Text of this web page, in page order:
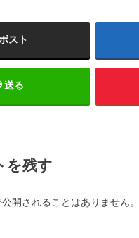
ポスト
送る
を残す
開されることはありません。